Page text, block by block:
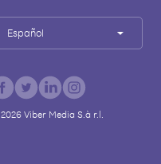
Español
2026Viber Media S.à r.l.